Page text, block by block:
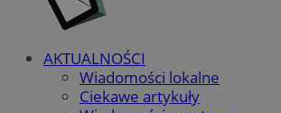
AKTUALNOŚCI
Wiadomości lokalne
Ciekawe artykuły